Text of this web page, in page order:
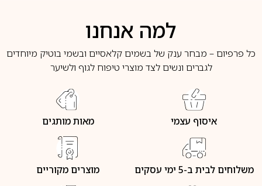
למה אנחנו
כל פרפיום – מבחר ענק של בשמים קלאסיים ובשמי בוטיק מיוחדים
לגברים ונשים לצד מוצרי טיפוח לגוף ולשיער
איסוף עצמי מאות מותגים
משלוחים לבית ב-5 ימי עסקים מוצרים מקוריים